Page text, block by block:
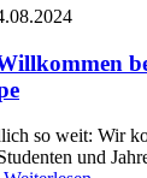
so weit: Wir
und